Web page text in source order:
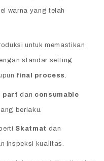
warna yang telah
untuk memastikan
standar setting
final process.
part dan consumable
berlaku.
Skatmat dan
inspeksi kualitas.